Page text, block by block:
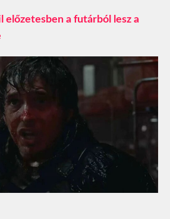
előzetesben a futárból lesz a